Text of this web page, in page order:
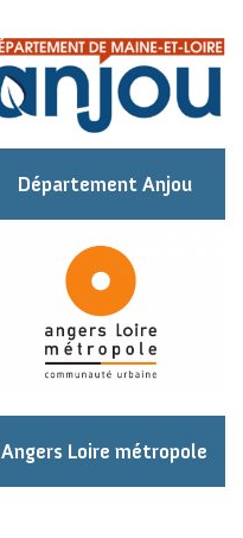
Département Anjou
Angers Loire métropole